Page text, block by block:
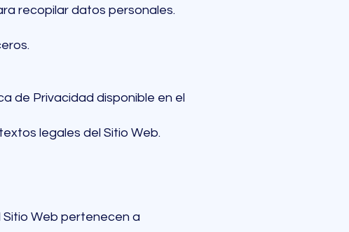
recopilar datos personales.
de Privacidad disponible en el
legales del Sitio Web.
Web pertenecen a